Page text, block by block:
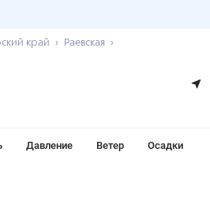
край
Раевская
Давление Ветер Осадки